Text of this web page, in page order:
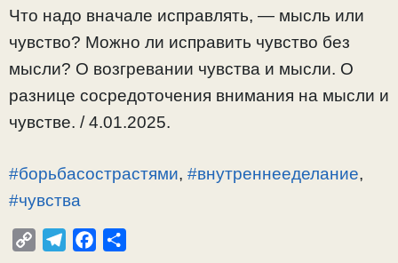
Что надо вначале исправлять, — мысль или
чувство? Можно ли исправить чувство без
мысли? О возгревании чувства и мысли. О
разнице сосредоточения внимания на мысли и
чувстве. / 4.01.2025.
#борьбасострастями, #внутреннееделание,
#чувства